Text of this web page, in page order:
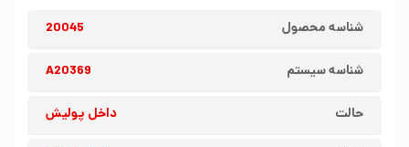
شناسه محصول 20045
شناسه سیستم A20369
حالت داخل پولیش